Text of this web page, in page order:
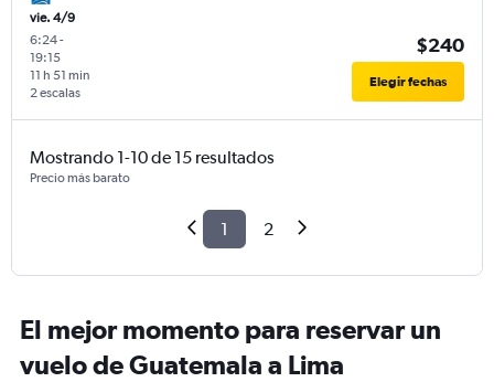
vie. 4/9
6:24-
19:15
2 escalas
11 h 51 min
$240
Elegir fechas
Mostrando 1-10 de 15 resultados
Precio más barato
1 2
El mejor momento para reservar un
vuelo de Guatemala a Lima